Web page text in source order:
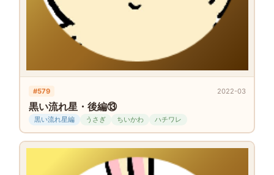
#579 2022-03
黒い流れ星・後編⑬
黒い流れ星編 うさぎ ちいかわ ハチワレ